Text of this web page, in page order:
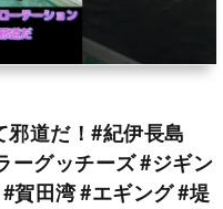
邪道だ！#紀伊長島
ーグッチーズ #ジギン
賀田湾 #エギング #堤